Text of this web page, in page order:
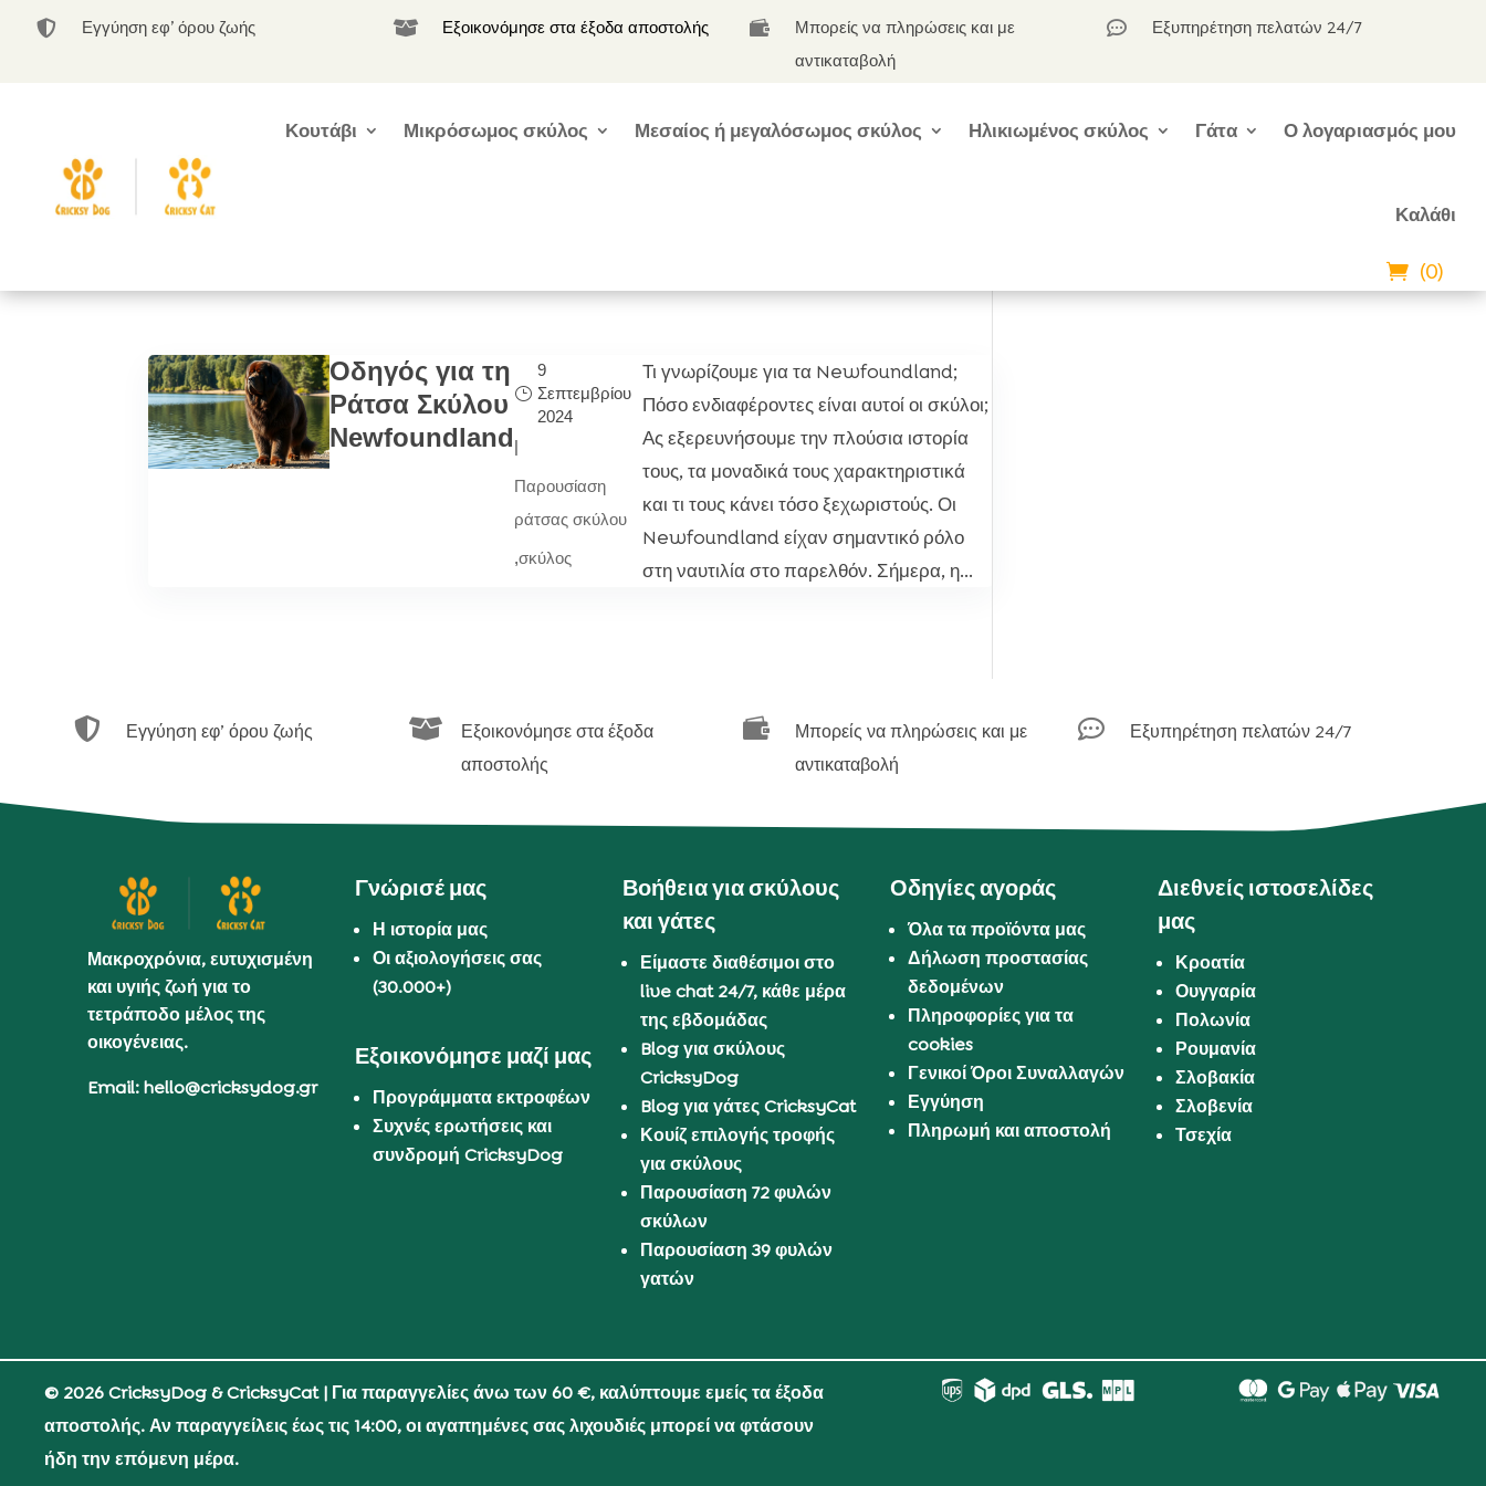
 Εγγύηση εφ’ όρου ζωής  Εξοικονόμησε στα έξοδα αποστολής 
Μπορείς να πληρώσεις και με
αντικαταβολή
 Εξυπηρέτηση πελατών 24/7
Κουτάβι Μικρόσωμος σκύλος Μεσαίος ή μεγαλόσωμος σκύλος Ηλικιωμένος σκύλος Γάτα Ο λογαριασμός μου
Καλάθι
(0)
Οδηγός για τη
Ράτσα Σκύλου
Newfoundland
9
Σεπτεμβρίου
2024
|
Παρουσίαση
ράτσας σκύλου
,σκύλος
Τι γνωρίζουμε για τα Newfoundland;
Πόσο ενδιαφέροντες είναι αυτοί οι σκύλοι;
Ας εξερευνήσουμε την πλούσια ιστορία
τους, τα μοναδικά τους χαρακτηριστικά
και τι τους κάνει τόσο ξεχωριστούς. Οι
Newfoundland είχαν σημαντικό ρόλο
στη ναυτιλία στο παρελθόν. Σήμερα, η...
 Εγγύηση εφ’ όρου ζωής 
Εξοικονόμησε στα έξοδα
αποστολής

Μπορείς να πληρώσεις και με
αντικαταβολή
 Εξυπηρέτηση πελατών 24/7
Μακροχρόνια, ευτυχισμένη
και υγιής ζωή για το
τετράποδο μέλος της
οικογένειας.
Email: hello@cricksydog.gr
Γνώρισέ μας
Η ιστορία μας
Οι αξιολογήσεις σας
(30.000+)
Εξοικονόμησε μαζί μας
Προγράμματα εκτροφέων
Συχνές ερωτήσεις και
συνδρομή CricksyDog
Βοήθεια για σκύλους
και γάτες
Είμαστε διαθέσιμοι στο
live chat 24/7, κάθε μέρα
της εβδομάδας
Blog για σκύλους
CricksyDog
Blog για γάτες CricksyCat
Κουίζ επιλογής τροφής
για σκύλους
Παρουσίαση 72 φυλών
σκύλων
Παρουσίαση 39 φυλών
γατών
Οδηγίες αγοράς
Όλα τα προϊόντα μας
Δήλωση προστασίας
δεδομένων
Πληροφορίες για τα
cookies
Γενικοί Όροι Συναλλαγών
Εγγύηση
Πληρωμή και αποστολή
Διεθνείς ιστοσελίδες
μας
Κροατία
Ουγγαρία
Πολωνία
Ρουμανία
Σλοβακία
Σλοβενία
Τσεχία
© 2026 CricksyDog & CricksyCat| Για παραγγελίες άνω των 60 €, καλύπτουμε εμείς τα έξοδα
αποστολής. Αν παραγγείλεις έως τις 14:00, οι αγαπημένες σας λιχουδιές μπορεί να φτάσουν
ήδη την επόμενη μέρα.